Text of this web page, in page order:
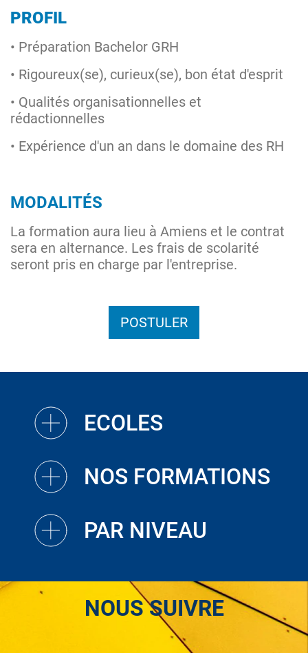
PROFIL
• Préparation Bachelor GRH
• Rigoureux(se), curieux(se), bon état d'esprit
• Qualités organisationnelles et
rédactionnelles
• Expérience d'un an dans le domaine des RH
MODALITÉS
La formation aura lieu à Amiens et le contrat
sera en alternance. Les frais de scolarité
seront pris en charge par l'entreprise.
POSTULER
ECOLES
NOS FORMATIONS
PAR NIVEAU
NOUS SUIVRE